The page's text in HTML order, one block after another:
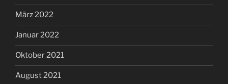
März 2022
Januar 2022
Oktober 2021
August 2021